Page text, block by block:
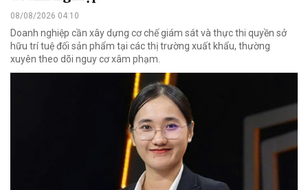
08/08/2026 04:10
Doanh nghiệp cần xây dựng cơ chế giám sát và thực thi quyền sở
hữu trí tuệ đối sản phẩm tại các thị trường xuất khẩu, thường
xuyên theo dõi nguy cơ xâm phạm.